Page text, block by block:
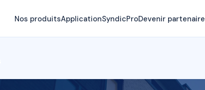
Nos produitsApplicationSyndicProDevenir partenaire